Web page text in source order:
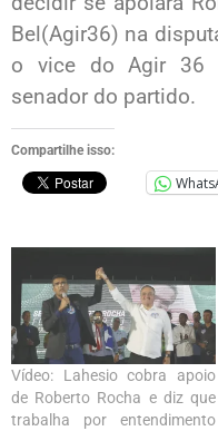
Bel(Agir36) na
o vice do Agir 36
senador do partido.
Compartilhe isso:
Vídeo: Lahesio cobra apoio
de Roberto Rocha e diz que
trabalha por entendimento